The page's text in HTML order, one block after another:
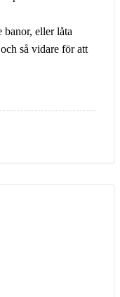
banor, eller låta
så vidare för att